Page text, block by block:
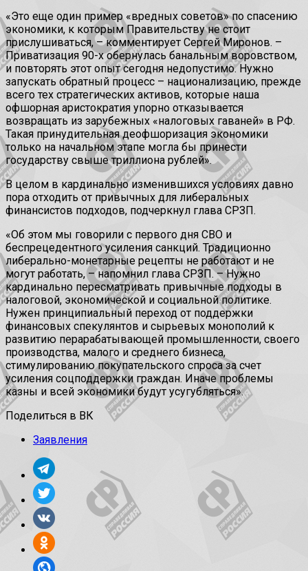
«Это еще один пример «вредных советов» по спасению
экономики, к которым Правительству не стоит
прислушиваться, – комментирует Сергей Миронов. –
Приватизация 90-х обернулась банальным воровством,
и повторять этот опыт сегодня недопустимо. Нужно
запускать обратный процесс – национализацию, прежде
всего тех стратегических активов, которые наша
офшорная аристократия упорно отказывается
возвращать из зарубежных «налоговых гаваней» в РФ.
Такая принудительная деофшоризация экономики
только на начальном этапе могла бы принести
государству свыше триллиона рублей».
В целом в кардинально изменившихся условиях давно
пора отходить от привычных для либеральных
финансистов подходов, подчеркнул глава СРЗП.
«Об этом мы говорили с первого дня СВО и
беспрецедентного усиления санкций. Традиционно
либерально-монетарные рецепты не работают и не
могут работать, – напомнил глава СРЗП. – Нужно
кардинально пересматривать привычные подходы в
налоговой, экономической и социальной политике.
Нужен принципиальный переход от поддержки
финансовых спекулянтов и сырьевых монополий к
развитию перарабатывающей промышленности, своего
производства, малого и среднего бизнеса,
стимулированию покупательского спроса за счет
усиления соцподдержки граждан. Иначе проблемы
казны и всей экономики будут усугубляться».
Поделиться в ВК
Заявления